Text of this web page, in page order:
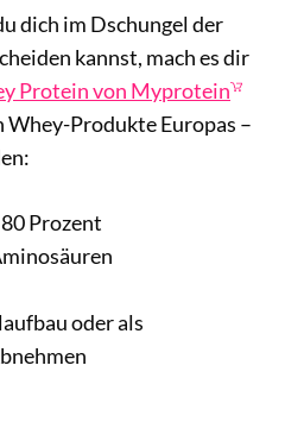
dich im Dschungel der
kannst, mach es dir
Protein von Myprotein
Produkte Europas –
Prozent
oder als